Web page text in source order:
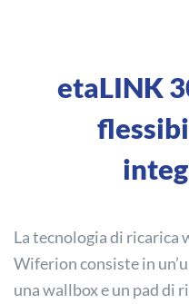
etaLINK
La tecnologia di ricarica
Wiferion consiste in
una wallbox e un pad di